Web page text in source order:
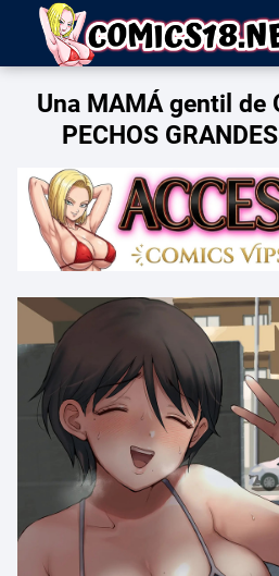
Una MAMÁ gentil de
PECHOS